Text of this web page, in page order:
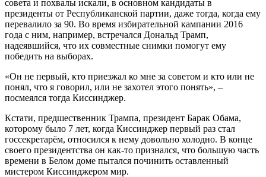
совета и похвалы искали, в основном кандидаты в
президенты от Республиканской партии, даже тогда, когда ему
перевалило за 90. Во время избирательной кампании 2016
года с ним, например, встречался Дональд Трамп,
надеявшийся, что их совместные снимки помогут ему
победить на выборах.
«Он не первый, кто приезжал ко мне за советом и кто или не
понял, что я говорил, или не захотел этого понять», –
посмеялся тогда Киссинджер.
Кстати, предшественник Трампа, президент Барак Обама,
которому было 7 лет, когда Киссинджер первый раз стал
госсекретарём, относился к нему довольно холодно. В конце
своего президентства он как-то признался, что большую часть
времени в Белом доме пытался починить оставленный
мистером Киссинджером мир.